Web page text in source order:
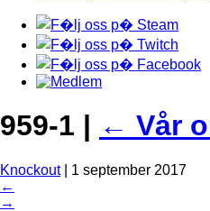
959-1 | ← Vår
Knockout
1 september 2017
←
→